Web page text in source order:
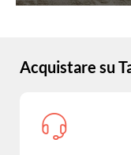
Acquistare su